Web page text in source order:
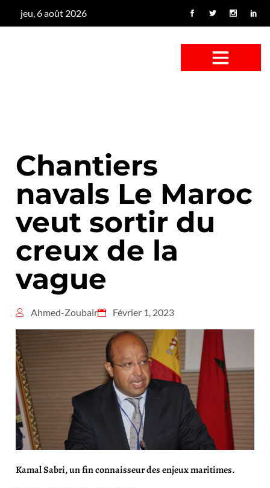
jeu, 6 août 2026
Chantiers
navals Le Maroc
veut sortir du
creux de la
vague
Ahmed-Zoubair Février 1, 2023
Kamal Sabri, un fin connaisseur des enjeux maritimes.